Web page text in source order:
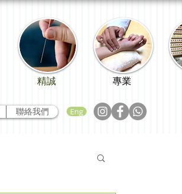
精誠
聯絡我們 Eng
專業